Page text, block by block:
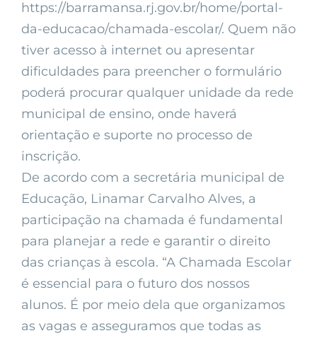
https://barramansa.rj.gov.br/home/portal-
da-educacao/chamada-escolar/. Quem não
tiver acesso à internet ou apresentar
dificuldades para preencher o formulário
poderá procurar qualquer unidade da rede
municipal de ensino, onde haverá
orientação e suporte no processo de
inscrição.
De acordo com a secretária municipal de
Educação, Linamar Carvalho Alves, a
participação na chamada é fundamental
para planejar a rede e garantir o direito
das crianças à escola. “A Chamada Escolar
é essencial para o futuro dos nossos
alunos. É por meio dela que organizamos
as vagas e asseguramos que todas as